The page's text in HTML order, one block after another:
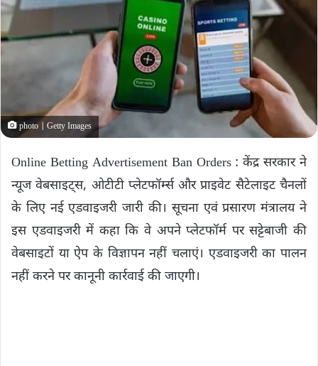
photo | Getty Images
Online Betting Advertisement Ban Orders : केंद्र सरकार ने
न्यूज वेबसाइट्स, ओटीटी प्लेटफॉर्म्स और प्राइवेट सैटेलाइट चैनलों
के लिए नई एडवाइजरी जारी की। सूचना एवं प्रसारण मंत्रालय ने
इस एडवाइजरी में कहा कि वे अपने प्लेटफॉर्म पर सट्टेबाजी की
वेबसाइटों या ऐप के विज्ञापन नहीं चलाएं। एडवाइजरी का पालन
नहीं करने पर कानूनी कार्रवाई की जाएगी।